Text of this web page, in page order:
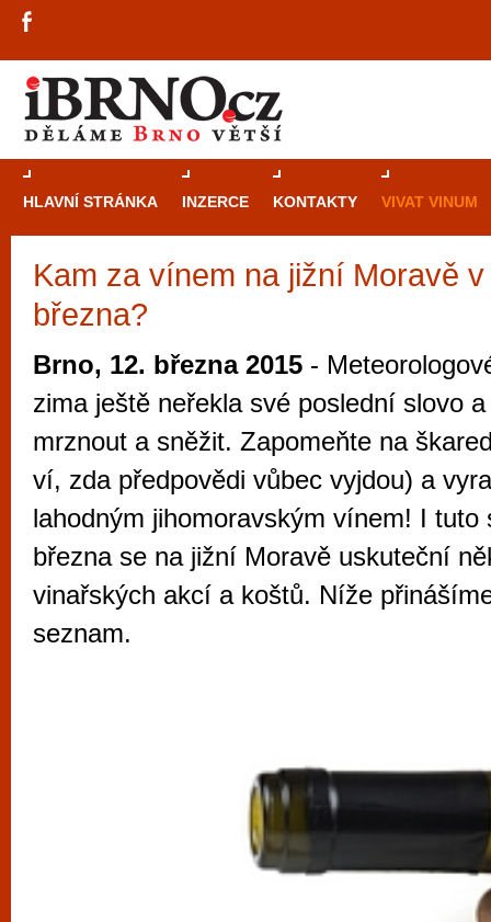
HLAVNÍ STRÁNKA INZERCE KONTAKTY VIVAT VINUM
Kam za vínem na jižní Moravě
března?
Brno, 12. března 2015 -
zima ještě neřekla své poslední slovo
mrznout a sněžit. Zapomeňte na
ví, zda předpovědi vůbec vyjdou) a
lahodným jihomoravským vínem! I tuto
března se na jižní Moravě uskuteční
vinařských akcí a koštů. Níže
seznam.
Průvodce
Brno je
zajímavé
restaurace,
Mimo jiné je ale také místem, kde si
vyzkoušet různé kasinové hry. V
metropoli naleznete širokou nabídku her
po moderní automaty jak pro pravidelné
příležitostné hráče. V...